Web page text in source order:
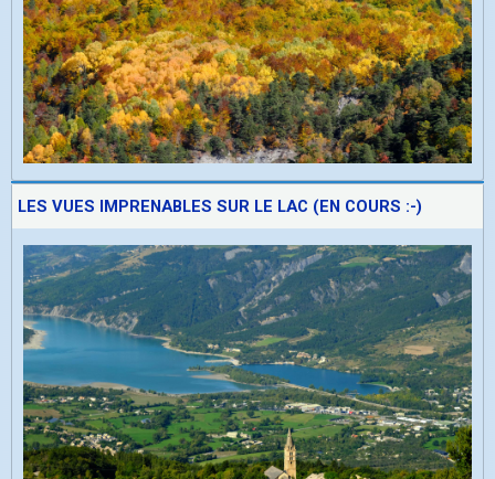
LES VUES IMPRENABLES SUR LE LAC (EN COURS :-)